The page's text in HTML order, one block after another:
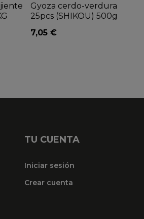
Gyoza cerdo-verdura
25pcs (SHIKOU) 500g
7,05 €
TU CUENTA
Iniciar sesión
Crear cuenta